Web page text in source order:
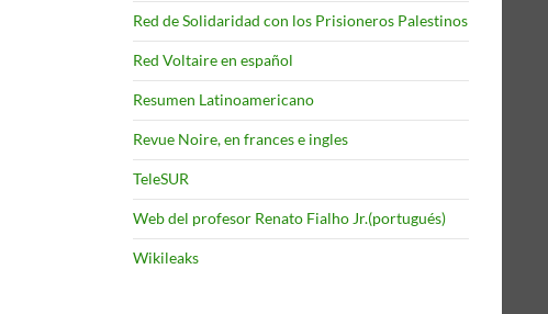
Red de Solidaridad con los Prisioneros Palestinos
Red Voltaire en español
Resumen Latinoamericano
Revue Noire, en frances e ingles
TeleSUR
Web del profesor Renato Fialho Jr.(portugués)
Wikileaks